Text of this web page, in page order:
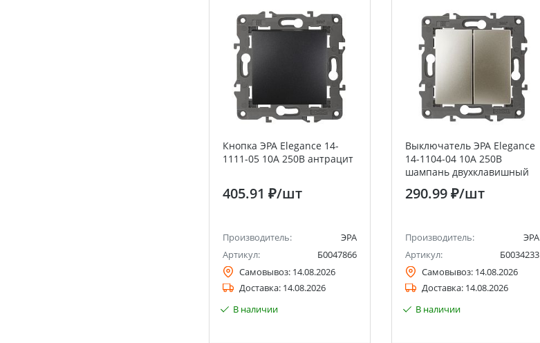
Кнопка ЭРА Elegance 14-
1111-05 10А 250В антрацит
405.91 ₽/шт
Производитель:
ЭРА
Артикул:
Б0047866
Самовывоз: 14.08.2026
Доставка: 14.08.2026
В наличии
Выключатель ЭРА Elegance
14-1104-04 10А 250В
шампань двухклавишный
290.99 ₽/шт
Производитель:
ЭРА
Артикул:
Б0034233
Самовывоз: 14.08.2026
Доставка: 14.08.2026
В наличии